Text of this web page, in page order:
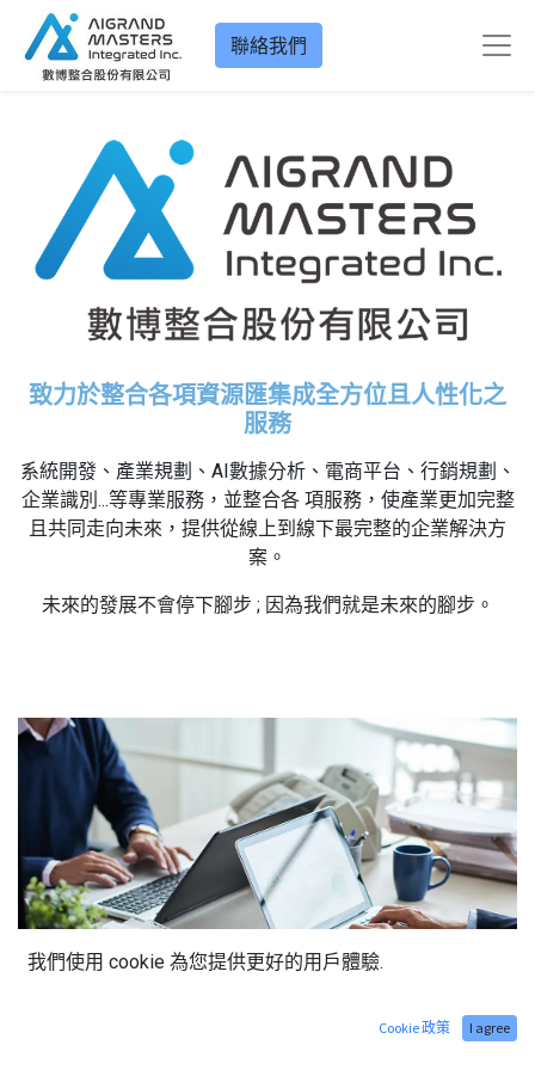
聯絡我們
致力於整合各項資源匯集成全方位且人性化之
服務
系統開發、產業規劃、AI數據分析、電商平台、行銷規劃、
企業識別...等專業服務，並整合各 項服務，使產業更加完整
且共同走向未來，提供從線上到線下最完整的企業解決方
案。
未來的發展不會停下腳步 ; 因為我們就是未來的腳步。
我們使用 cookie 為您提供更好的用戶體驗.
Cookie 政策 I agree